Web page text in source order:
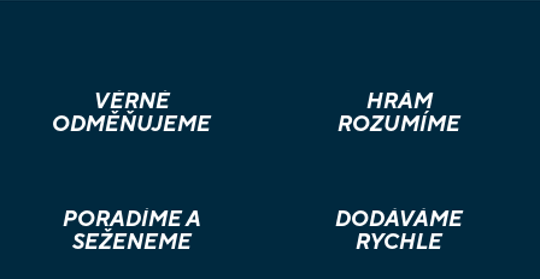
VĚRNÉ
ODMĚŇUJEME
HRÁM
ROZUMÍME
PORADÍME A
SEŽENEME
DODÁVÁME
RYCHLE